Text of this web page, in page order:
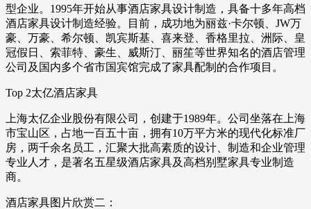
型企业。1995年开始从事酒店家具设计制造，具备十多年高档
酒店家具设计制造经验。目前，成功地为丽兹·卡尔顿、JW万
豪、万豪、希尔顿、凯宾斯基、喜来登、香格里拉、洲际、皇
冠假日、索菲特、豪生、威斯汀、丽笙等世界知名的酒店管理
公司及国内多个省市国宾馆完成了家具配制的合作项目。
Top 2太亿酒店家具
上海太亿企业股份有限公司，创建于1989年。公司坐落在上海
市宝山区，占地一百五十亩，拥有10万平方米的现代化标准厂
房，两千余名员工，汇聚大批高素质的设计、制造和企业管理
专业人才，是著名五星级酒店家具及高档别墅家具专业制造
商。
酒店家具图片欣赏二：